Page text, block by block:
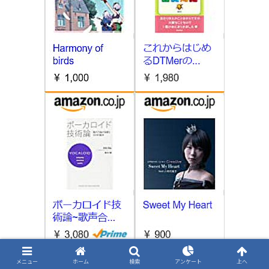
メニュー ホーム 検索 アンケート 上へ